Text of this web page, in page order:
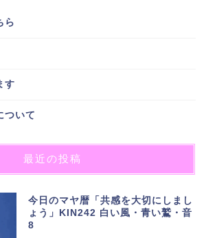
ら
す
ついて
最近の投稿
今日のマヤ暦「共感を大切にしまし
ょう」KIN242 白い風・青い鷲・音
8